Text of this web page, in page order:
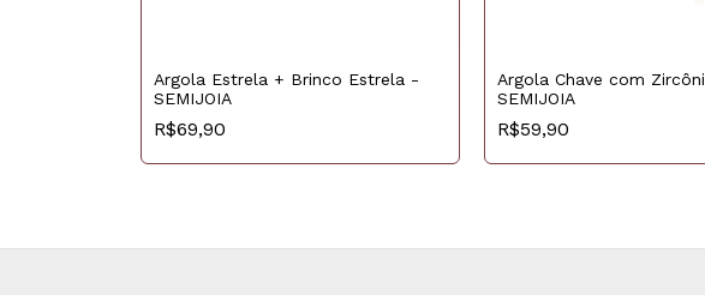
Argola Estrela + Brinco Estrela -
SEMIJOIA
R$69,90
Argola Chave com
SEMIJOIA
R$59,90